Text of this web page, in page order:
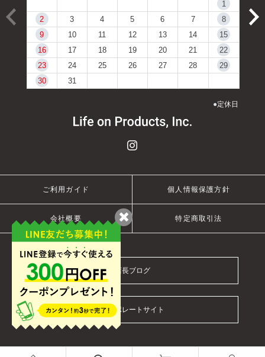
1
2
3 4 5 6 7
8
9
10 11 12 13 14
15
16
17 18 19 20 21
22
23
24 25 26 27 28
29
30
31
●定休日
ご利用ガイド 個人情報保護方針
会社概要 特定商取引法
店長ブログ
コーポレートサイト